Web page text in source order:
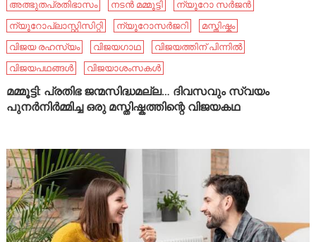
അത്ഭുതപ്രതിഭാസം
നടൻ മമ്മൂട്ടി
ന്യൂറോ സർജൻ
ന്യൂറോപ്ലാസ്റ്റിസിറ്റി
ന്യൂറോസർജറി
മസ്തിഷ്കം
വിജയ രഹസ്യം
വിജയഗാഥ
വിജയത്തിന് പിന്നിൽ
വിജയപഥങ്ങൾ
വിജയാശംസകൾ
മമ്മൂട്ടി: പ്രതിഭ ജന്മസിദ്ധമല്ല… ദിവസവും സ്വയം
പുനർനിർമ്മിച്ച ഒരു മസ്തിഷ്കത്തിന്റെ വിജയകഥ